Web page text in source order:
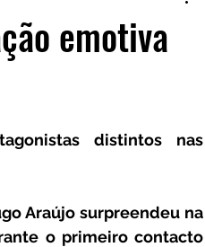
emotiva
distintos nas
Araújo surpreendeu na
o primeiro contacto